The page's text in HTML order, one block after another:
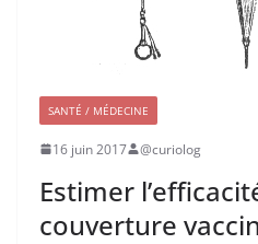
SANTÉ / MÉDECINE
16 juin 2017 @curiolog
Estimer
couverture